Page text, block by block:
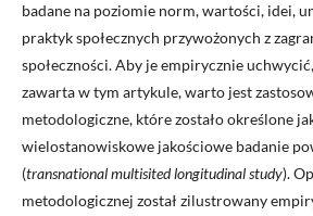
badane na poziomie norm, wartości, idei,
praktyk społecznych przywożonych z
społeczności. Aby je empirycznie
zawarta w tym artykule, warto jest
metodologiczne, które zostało określone
wielostanowiskowe jakościowe badanie
(transnational multisited longitudinal study).
metodologicznej został zilustrowany